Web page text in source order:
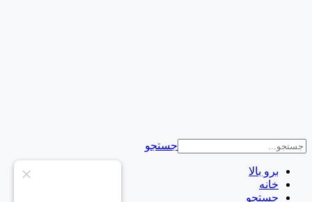
جستجو
برو بالا
خانه
جستجو